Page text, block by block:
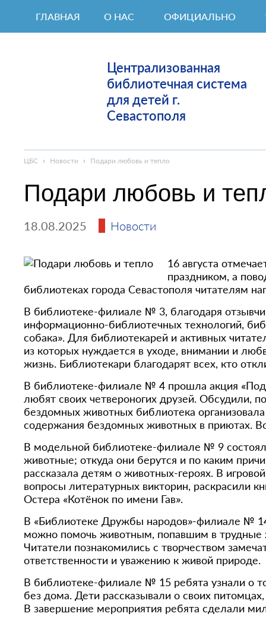
ГЛАВНАЯ О НАС ОФИЦИАЛЬНО
Централизованная
библиотечная система
для детей г.
Севастополя
ЦБС › Новости › Подари любовь и тепло
Подари любовь и
18.08.2025 Новости
16 августа
праздником, а
библиотеках города Севастополя читателям
В библиотеке-филиале № 3, благодаря
информационно-библиотечных технологий,
собака». Для библиотекарей и активных
из которых нуждается в уходе, внимании и
жизнь. Библиотекари благодарят всех, кто
В библиотеке-филиале № 4 прошла акция
любят своих четвероногих друзей. Обсудили,
бездомных животных библиотека
содержания бездомных животных в приютах.
В модельной библиотеке-филиале № 9
животные; откуда они берутся и по каким
рассказала детям о животных-героях. В
вопросы литературных викторин, раскрасили
Остера «Котёнок по имени Гав».
В «Библиотеке Дружбы народов»-филиале №
можно помочь животным, попавшим в
Читатели познакомились с творчеством
ответственности и уважению к живой природе.
В библиотеке-филиале № 15 ребята узнали о
без дома. Дети рассказывали о своих
В завершение мероприятия ребята сделали